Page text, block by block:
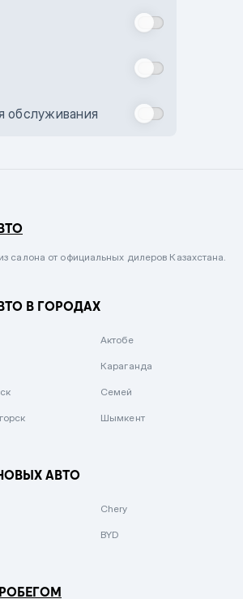
металлик
металлик
обслуживания
салона от официальных дилеров Казахстана.
В ГОРОДАХ
Актобе
Караганда
Семей
Шымкент
АВТО
Chery
BYD